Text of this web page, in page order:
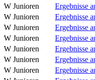
W Junioren
Ergebnisse
W Junioren
Ergebnisse
W Junioren
Ergebnisse
W Junioren
Ergebnisse
W Junioren
Ergebnisse
W Junioren
Ergebnisse
W Junioren
Ergebnisse